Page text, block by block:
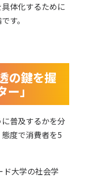
体化するために
す。
の鍵を握
」
普及するかを分
度で消費者を5
ド大学の社会学